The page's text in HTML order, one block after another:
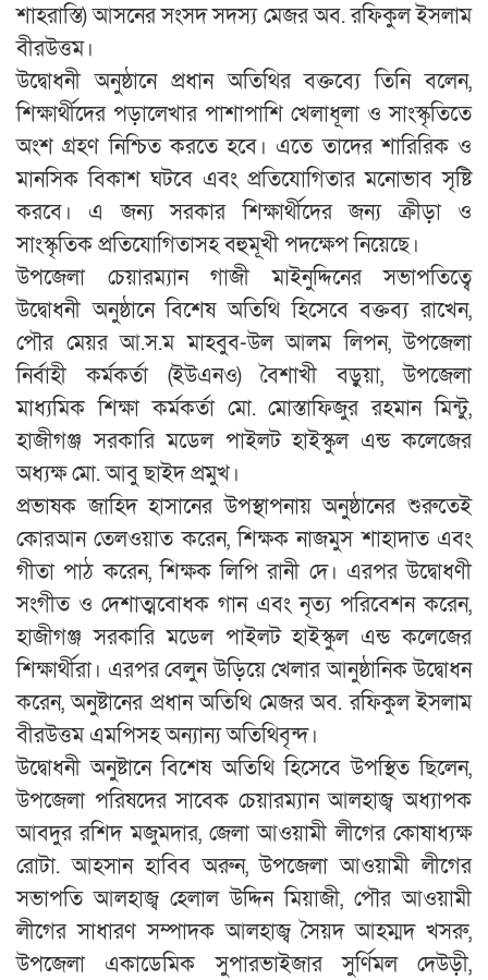
শাহরাস্তি) আসনের সংসদ সদস্য মেজর অব. রফিকুল ইসলাম
বীরউত্তম।
উদ্বোধনী অনুষ্ঠানে প্রধান অতিথির বক্তব্যে তিনি বলেন,
শিক্ষার্থীদের পড়ালেখার পাশাপাশি খেলাধূলা ও সাংস্কৃতিতে
অংশ গ্রহণ নিশ্চিত করতে হবে। এতে তাদের শারিরিক ও
মানসিক বিকাশ ঘটবে এবং প্রতিযোগিতার মনোভাব সৃষ্টি
করবে। এ জন্য সরকার শিক্ষার্থীদের জন্য ক্রীড়া ও
সাংস্কৃতিক প্রতিযোগিতাসহ বহুমূখী পদক্ষেপ নিয়েছে।
উপজেলা চেয়ারম্যান গাজী মাইনুদ্দিনের সভাপতিত্বে
উদ্বোধনী অনুষ্ঠানে বিশেষ অতিথি হিসেবে বক্তব্য রাখেন,
পৌর মেয়র আ.স.ম মাহবুব-উল আলম লিপন, উপজেলা
নির্বাহী কর্মকর্তা (ইউএনও) বৈশাখী বড়ুয়া, উপজেলা
মাধ্যমিক শিক্ষা কর্মকর্তা মো. মোস্তাফিজুর রহমান মিন্টু,
হাজীগঞ্জ সরকারি মডেল পাইলট হাইস্কুল এন্ড কলেজের
অধ্যক্ষ মো. আবু ছাইদ প্রমুখ।
প্রভাষক জাহিদ হাসানের উপস্থাপনায় অনুষ্ঠানের শুরুতেই
কোরআন তেলওয়াত করেন, শিক্ষক নাজমুস শাহাদাত এবং
গীতা পাঠ করেন, শিক্ষক লিপি রানী দে। এরপর উদ্বোধণী
সংগীত ও দেশাত্মবোধক গান এবং নৃত্য পরিবেশন করেন,
হাজীগঞ্জ সরকারি মডেল পাইলট হাইস্কুল এন্ড কলেজের
শিক্ষার্থীরা। এরপর বেলুন উড়িয়ে খেলার আনুষ্ঠানিক উদ্বোধন
করেন, অনুষ্টানের প্রধান অতিথি মেজর অব. রফিকুল ইসলাম
বীরউত্তম এমপিসহ অন্যান্য অতিথিবৃন্দ।
উদ্বোধনী অনুষ্টানে বিশেষ অতিথি হিসেবে উপস্থিত ছিলেন,
উপজেলা পরিষদের সাবেক চেয়ারম্যান আলহাজ্ব অধ্যাপক
আবদুর রশিদ মজুমদার, জেলা আওয়ামী লীগের কোষাধ্যক্ষ
রোটা. আহসান হাবিব অরুন, উপজেলা আওয়ামী লীগের
সভাপতি আলহাজ্ব হেলাল উদ্দিন মিয়াজী, পৌর আওয়ামী
লীগের সাধারণ সম্পাদক আলহাজ্ব সৈয়দ আহম্মদ খসরু,
উপজেলা একাডেমিক সুপারভাইজার সুর্ণিমল দেউড়ী,